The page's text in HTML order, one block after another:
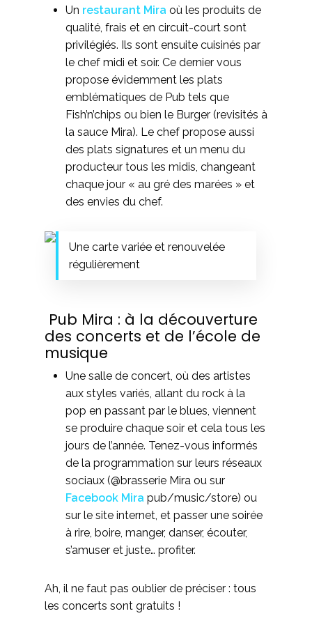
Un restaurant Mira où les produits de
qualité, frais et en circuit-court sont
privilégiés. Ils sont ensuite cuisinés par
le chef midi et soir. Ce dernier vous
propose évidemment les plats
emblématiques de Pub tels que
Fish’n’chips ou bien le Burger (revisités à
la sauce Mira). Le chef propose aussi
des plats signatures et un menu du
producteur tous les midis, changeant
chaque jour « au gré des marées » et
des envies du chef.
Une carte variée et renouvelée
régulièrement
Pub Mira : à la découverture
des concerts et de l’école de
musique
Une salle de concert, où des artistes
aux styles variés, allant du rock à la
pop en passant par le blues, viennent
se produire chaque soir et cela tous les
jours de l’année. Tenez-vous informés
de la programmation sur leurs réseaux
sociaux (@brasserie Mira ou sur
Facebook Mira pub/music/store) ou
sur le site internet, et passer une soirée
à rire, boire, manger, danser, écouter,
s’amuser et juste… profiter.
Ah, il ne faut pas oublier de préciser : tous
les concerts sont gratuits !